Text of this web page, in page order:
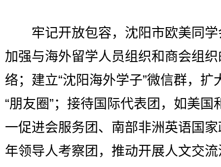
牢记开放包容，沈阳市欧美同学
加强与海外留学人员组织和商会组
络；建立“沈阳海外学子”微信群，扩
“朋友圈”；接待国际代表团，如美国
一促进会服务团、南部非洲英语国
年领导人考察团，推动开展人文交